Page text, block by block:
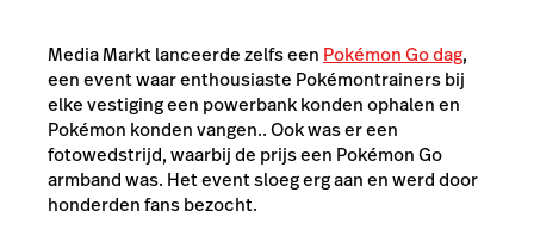
Media Markt lanceerde zelfs een Pokémon Go dag,
een event waar enthousiaste Pokémontrainers bij
elke vestiging een powerbank konden ophalen en
Pokémon konden vangen.. Ook was er een
fotowedstrijd, waarbij de prijs een Pokémon Go
armband was. Het event sloeg erg aan en werd door
honderden fans bezocht.